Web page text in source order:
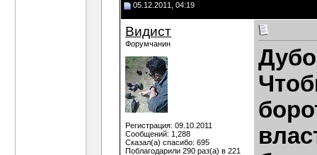
05.12.2011, 04:19
Видист
Форумчанин
Регистрация: 09.10.2011
Сообщений: 1,288
Сказал(а) спасибо: 695
Поблагодарили 290 раз(а) в 221